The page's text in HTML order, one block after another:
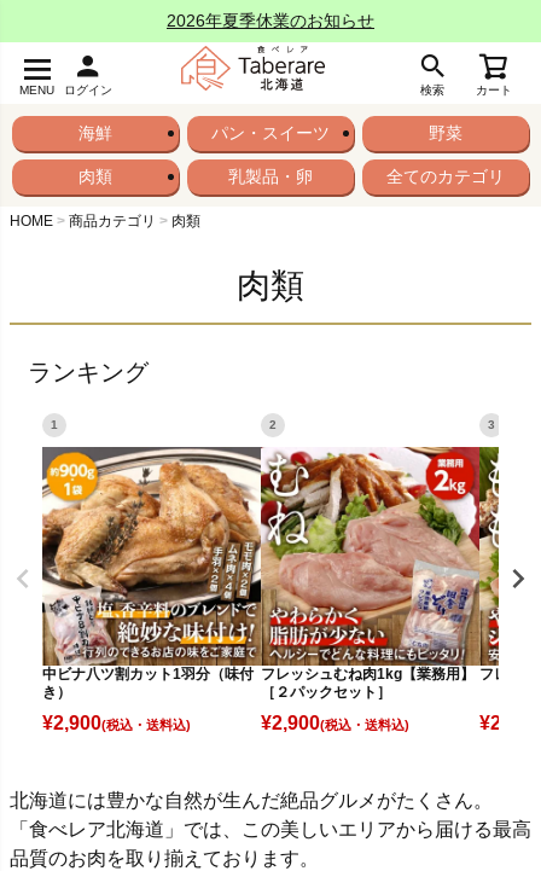
2026年夏季休業のお知らせ
MENU ログイン 検索 カート
海鮮 パン・スイーツ 野菜
肉類 乳製品・卵 全てのカテゴリ
HOME 商品カテゴリ 肉類
肉類
ランキング
1
中ビナ八ツ割カット1羽分（味付
き）
¥2,900(税込)
2
フレッシュむね肉1kg【業務用】
［２パックセット］
¥2,900(税込)
3
フレッ
¥2,800
北海道には豊かな自然が生んだ絶品グルメがたくさん。
「食べレア北海道」では、この美しいエリアから届ける最高
品質のお肉を取り揃えております。